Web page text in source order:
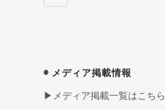
◉ メディア掲載情報
▶メディア掲載一覧はこちら